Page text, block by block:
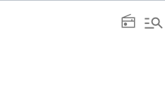
radio manage_search